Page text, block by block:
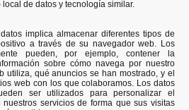
de datos y tecnología similar.
implica almacenar diferentes tipos de
a través de su navegador web. Los
pueden, por ejemplo, contener la
sobre cómo navega por nuestro
utiliza, qué anuncios se han mostrado, y el
web con los que colaboramos. Los datos
ser utilizados para personalizar el
servicios de forma que sus visitas